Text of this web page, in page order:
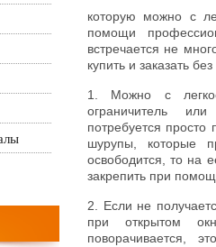
которую можно с
помощи
встречается не
купить и заказать
1. Можно с
ограничитель
потребуется просто
шурупы, которые
освободится, то на
закрепить при
2. Если не
при открытом
поворачивается,